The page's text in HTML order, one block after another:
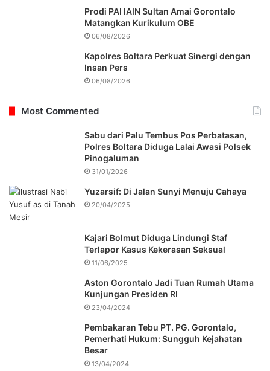
Prodi PAI IAIN Sultan Amai Gorontalo
Matangkan Kurikulum OBE
06/08/2026
Kapolres Boltara Perkuat Sinergi dengan
Insan Pers
06/08/2026
Most Commented
Sabu dari Palu Tembus Pos Perbatasan,
Polres Boltara Diduga Lalai Awasi Polsek
Pinogaluman
31/01/2026
Yuzarsif: Di Jalan Sunyi Menuju Cahaya
20/04/2025
Kajari Bolmut Diduga Lindungi Staf
Terlapor Kasus Kekerasan Seksual
11/06/2025
Aston Gorontalo Jadi Tuan Rumah Utama
Kunjungan Presiden RI
23/04/2024
Pembakaran Tebu PT. PG. Gorontalo,
Pemerhati Hukum: Sungguh Kejahatan
Besar
13/04/2024